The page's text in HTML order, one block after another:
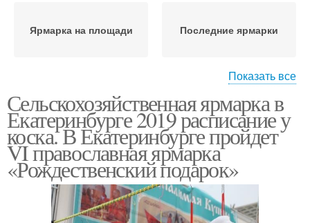
Ярмарка на площади Последние ярмарки
Ярмарка на плотинке Индийская ярмарка
Новогодние ярмарки Новогодняя ярмарка
Показать все
Сельскохозяйственная ярмарка в
Екатеринбурге 2019 расписание у
коска. В Екатеринбурге пройдет
VI православная ярмарка
«Рождественский подарок»